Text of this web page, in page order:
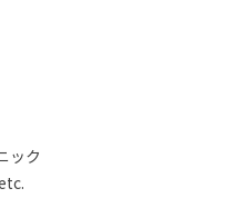
ック